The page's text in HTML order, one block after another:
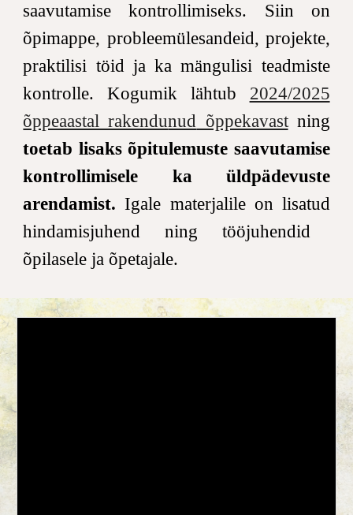
saavutamise kontrollimiseks. Siin on
õpimappe, probleemülesandeid, projekte,
praktilisi töidja ka mängulisi teadmiste
kontrolle.Kogumik lähtub 2024/2025
õppeaastal rakendunud õppekavastning
toetab lisaks õpitulemuste saavutamise
kontrollimisele ka üldpädevuste
arendamist. Igale materjalile on lisatud
hindamisjuhend ning tööjuhendid
õpilasele ja õpetajale.